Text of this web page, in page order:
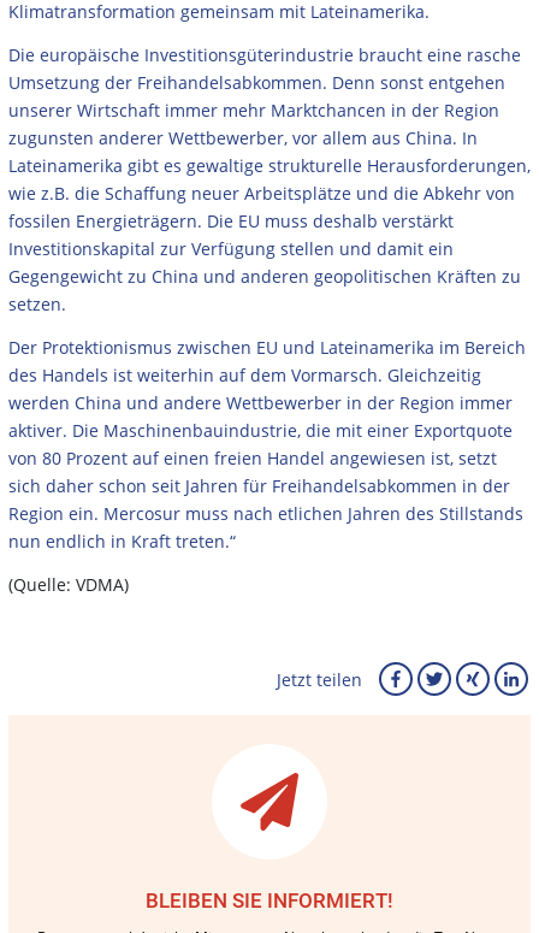
Klimatransformation gemeinsam mit Lateinamerika.
Die europäische Investitionsgüterindustrie braucht eine rasche
Umsetzung der Freihandelsabkommen. Denn sonst entgehen
unserer Wirtschaft immer mehr Marktchancen in der Region
zugunsten anderer Wettbewerber, vor allem aus China. In
Lateinamerika gibt es gewaltige strukturelle Herausforderungen,
wie z.B. die Schaffung neuer Arbeitsplätze und die Abkehr von
fossilen Energieträgern. Die EU muss deshalb verstärkt
Investitionskapital zur Verfügung stellen und damit ein
Gegengewicht zu China und anderen geopolitischen Kräften zu
setzen.
Der Protektionismus zwischen EU und Lateinamerika im Bereich
des Handels ist weiterhin auf dem Vormarsch. Gleichzeitig
werden China und andere Wettbewerber in der Region immer
aktiver. Die Maschinenbauindustrie, die mit einer Exportquote
von 80 Prozent auf einen freien Handel angewiesen ist, setzt
sich daher schon seit Jahren für Freihandelsabkommen in der
Region ein. Mercosur muss nach etlichen Jahren des Stillstands
nun endlich in Kraft treten.“
(Quelle: VDMA)
Jetzt teilen
BLEIBEN SIE INFORMIERT!